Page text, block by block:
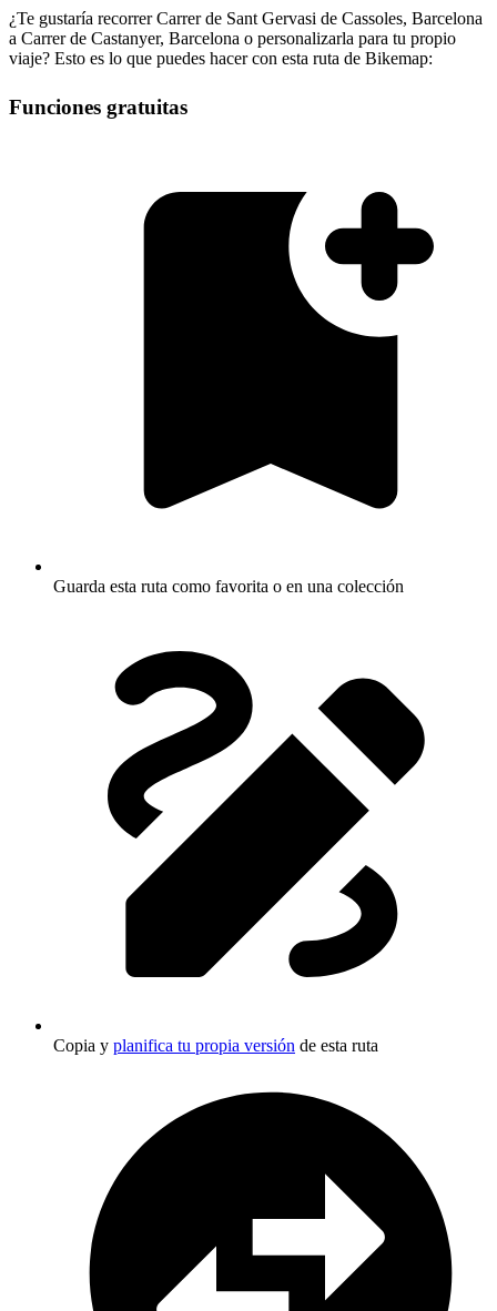
¿Te gustaría recorrer Carrer de Sant Gervasi de Cassoles, Barcelona
a Carrer de Castanyer, Barcelona o personalizarla para tu propio
viaje? Esto es lo que puedes hacer con esta ruta de Bikemap:
Funciones gratuitas
Guarda esta ruta como favorita o en una colección
Copia y planifica tu propia versión de esta ruta